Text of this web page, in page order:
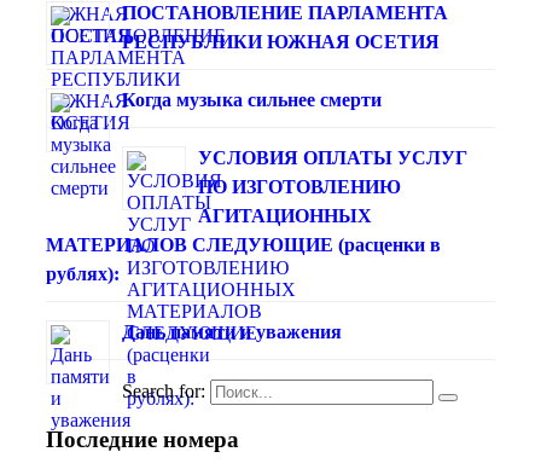
ПОСТАНОВЛЕНИЕ ПАРЛАМЕНТА
РЕСПУБЛИКИ ЮЖНАЯ ОСЕТИЯ
Когда музыка сильнее смерти
УСЛОВИЯ ОПЛАТЫ УСЛУГ
ПО ИЗГОТОВЛЕНИЮ
АГИТАЦИОННЫХ
МАТЕРИАЛОВ СЛЕДУЮЩИЕ (расценки в
рублях):
Дань памяти и уважения
Search for:
Последние номера